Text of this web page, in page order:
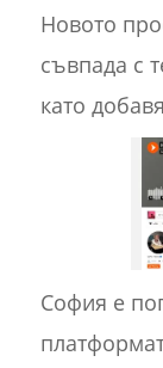
Новото
съвпада с
като
София е